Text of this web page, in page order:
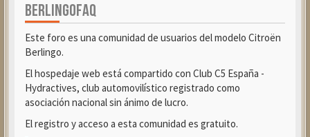
BERLINGOFAQ
Este foro es una comunidad de usuarios del modelo Citroën
Berlingo.
El hospedaje web está compartido con Club C5 España -
Hydractives, club automovilístico registrado como
asociación nacional sin ánimo de lucro.
El registro y acceso a esta comunidad es gratuito.